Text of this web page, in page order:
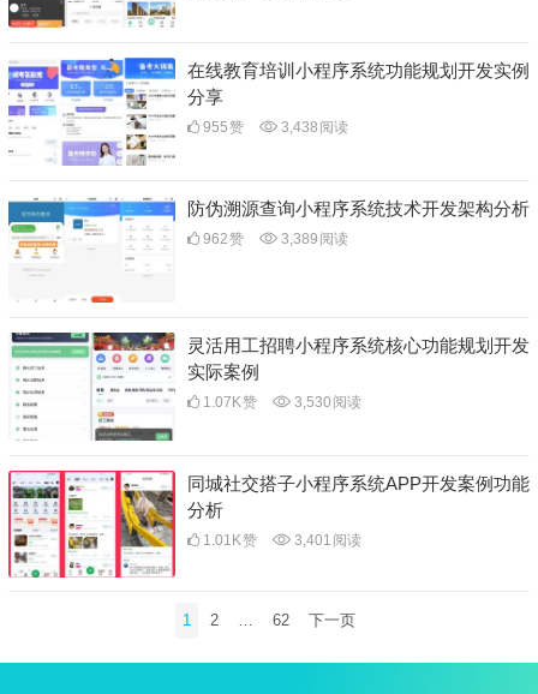
在线教育培训小程序系统功能规划开发实例
分享
955赞 3,438 阅读
防伪溯源查询小程序系统技术开发架构分析
962赞 3,389 阅读
灵活用工招聘小程序系统核心功能规划开发
实际案例
1.07K赞 3,530 阅读
同城社交搭子小程序系统APP开发案例功能
分析
1.01K赞 3,401 阅读
分
1 2 62 下一页